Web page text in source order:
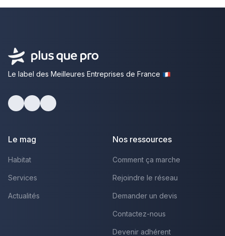
Le label des Meilleures Entreprises de France
Le mag
Habitat
Services
Actualités
Nos ressources
Comment ça marche
Rejoindre le réseau
Demander un devis
Contactez-nous
Devenir adhérent